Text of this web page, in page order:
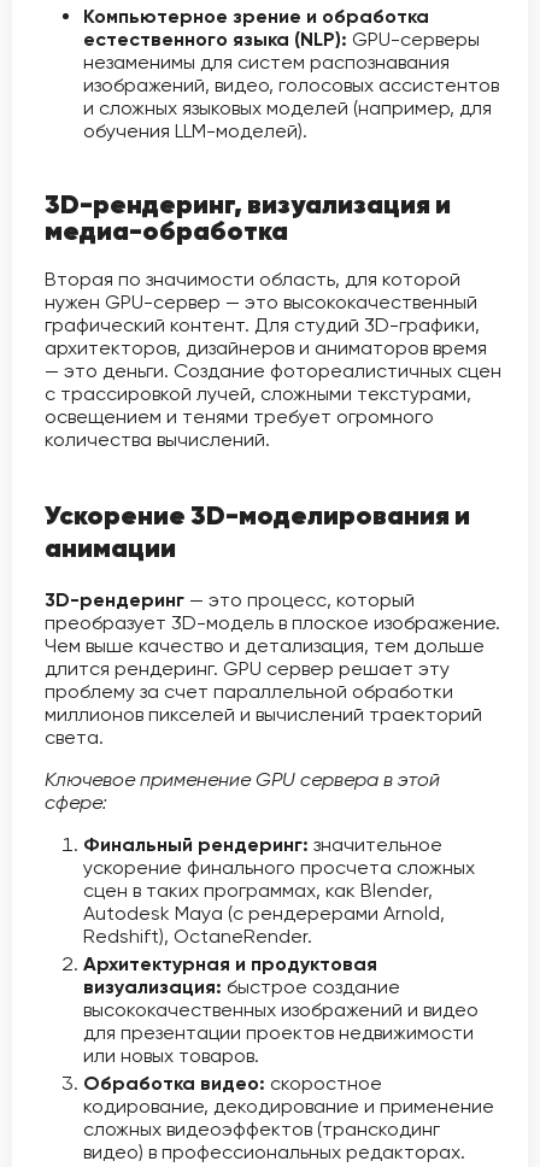
Компьютерное зрение и обработка
естественного языка (NLP): GPU-серверы
незаменимы для систем распознавания
изображений, видео, голосовых ассистентов
и сложных языковых моделей (например, для
обучения LLM-моделей).
3D-рендеринг, визуализация и
медиа-обработка
Вторая по значимости область, для которой
нужен GPU-сервер — это высококачественный
графический контент. Для студий 3D-графики,
архитекторов, дизайнеров и аниматоров время
— это деньги. Создание фотореалистичных сцен
с трассировкой лучей, сложными текстурами,
освещением и тенями требует огромного
количества вычислений.
Ускорение 3D-моделирования и
анимации
3D-рендеринг — это процесс, который
преобразует 3D-модель в плоское изображение.
Чем выше качество и детализация, тем дольше
длится рендеринг. GPU сервер решает эту
проблему за счет параллельной обработки
миллионов пикселей и вычислений траекторий
света.
Ключевое применение GPU сервера в этой
сфере:
Финальный рендеринг: значительное
ускорение финального просчета сложных
сцен в таких программах, как Blender,
Autodesk Maya (с рендерерами Arnold,
Redshift), OctaneRender.
Архитектурная и продуктовая
визуализация: быстрое создание
высококачественных изображений и видео
для презентации проектов недвижимости
или новых товаров.
Обработка видео: скоростное
кодирование, декодирование и применение
сложных видеоэффектов (транскодинг
видео) в профессиональных редакторах.